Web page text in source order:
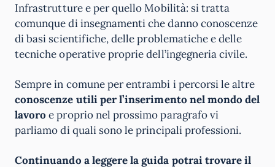
Infrastrutture e per quello Mobilità: si tratta
comunque di insegnamenti che danno conoscenze
di basi scientifiche, delle problematiche e delle
tecniche operative proprie dell’ingegneria civile.
Sempre in comune per entrambi i percorsi le altre
conoscenze utili per l’inserimento nel mondo del
lavoro e proprio nel prossimo paragrafo vi
parliamo di quali sono le principali professioni.
Continuando a leggere la guida potrai trovare il